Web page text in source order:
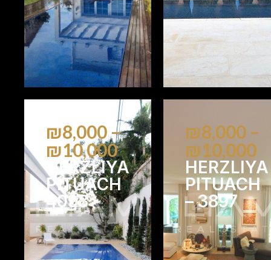
₪8,000 –
₪10,000
HERZLIYA
PITUACH
4098
6 5
₪8,000 –
₪10,000
HERZLIYA
PITUACH
– 3897
6 6